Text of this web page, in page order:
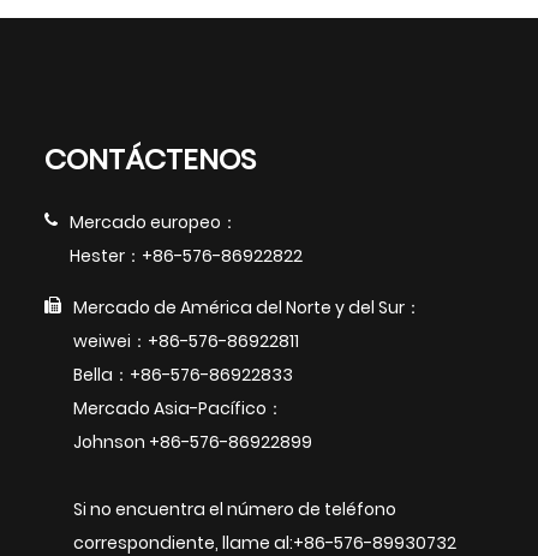
CONTÁCTENOS
Mercado europeo：
Hester：+86-576-86922822
Mercado de América del Norte y del Sur：
weiwei：+86-576-86922811
Bella：+86-576-86922833
Mercado Asia-Pacífico：
Johnson +86-576-86922899
Si no encuentra el número de teléfono
correspondiente, llame al:+86-576-89930732